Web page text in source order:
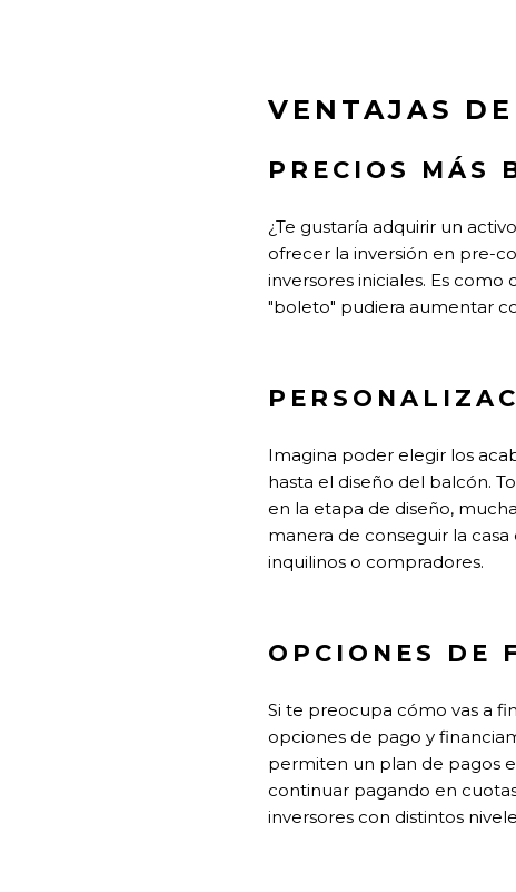
VENTAJAS
PRECIOS MÁS
¿Te gustaría adquirir un
ofrecer la inversión en pre-
inversores iniciales. Es
"boleto" pudiera aumentar
Imagina poder elegir los
hasta el diseño del balcón.
en la etapa de diseño,
manera de conseguir la
inquilinos o compradores.
OPCIONES DE
Si te preocupa cómo vas a
opciones de pago y
permiten un plan de pagos
continuar pagando en
inversores con distintos